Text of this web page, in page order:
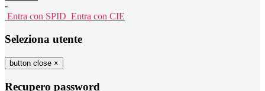
-
Entra con SPID Entra con CIE
Seleziona utente
button close ×
Recupero password